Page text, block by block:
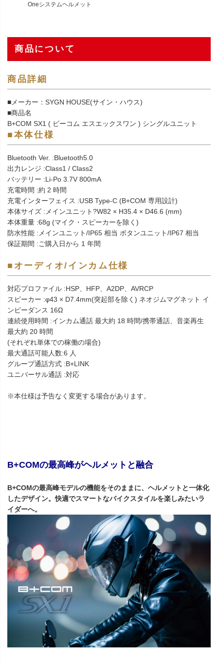
Oneシステムヘルメット
商品について
商品詳細
■メーカー：SYGN HOUSE(サイン・ハウス)
■商品名
B+COM SX1 ( ビーコム エスエックスワン ) シングルユニット
■本体仕様
Bluetooth Ver. :Bluetooth5.0
出力レンジ :Class1 / Class2
バッテリー :Li-Po 3.7V 800mA
充電時間 :約 2 時間
充電インターフェイス :USB Type-C (B+COM 専用設計)
本体サイズ :メインユニット?W82 × H35.4 × D46.6 (mm)
本体重量 :68g (マイク・スピーカーを除く)
防水性能 :メインユニット/IP65 相当 ボタンユニット/IP67 相当
保証期間 :ご購入日から 1 年間
■オーディオ/インカム仕様
対応プロファイル :HSP、HFP、A2DP、AVRCP
スピーカー :φ43 × D7.4mm(突起部を除く) ネオジムマグネット イ
ンピーダンス 16Ω
連続使用時間 :インカム通話 最大約 18 時間/携帯通話、音楽再生
最大約 20 時間
(それぞれ単体での稼働の場合)
最大通話可能人数:6 人
グループ通話方式 :B+LINK
ユニバーサル通話 :対応
※本仕様は予告なく変更する場合があります。
B+COMの最高峰がヘルメットと融合
B+COMの最高峰モデルの機能をそのままに、ヘルメットと一体化
したデザイン。快適でスマートなバイクスタイルを楽しみたいラ
イダーへ。